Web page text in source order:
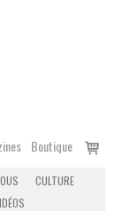
Boutique
Voir
CULTURE